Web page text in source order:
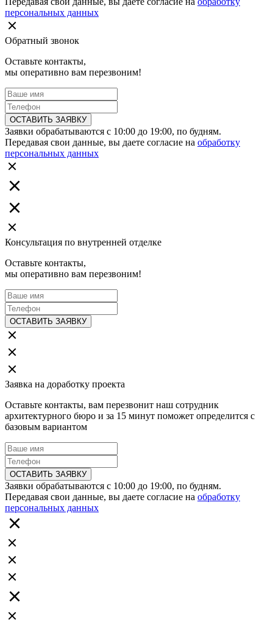
персональных данных
Обратный звонок
Оставьте контакты,
мы оперативно вам перезвоним!
ОСТАВИТЬ ЗАЯВКУ
Заявки обрабатываются с 10:00 до 19:00, по будням.
Передавая свои данные, вы даете согласие на обработку
персональных данных
Консультация по внутренней отделке
Оставьте контакты,
мы оперативно вам перезвоним!
ОСТАВИТЬ ЗАЯВКУ
Заявка на доработку проекта
Оставьте контакты, вам перезвонит наш сотрудник
архитектурного бюро и за 15 минут поможет определится с
базовым вариантом
ОСТАВИТЬ ЗАЯВКУ
Заявки обрабатываются с 10:00 до 19:00, по будням.
Передавая свои данные, вы даете согласие на обработку
персональных данных